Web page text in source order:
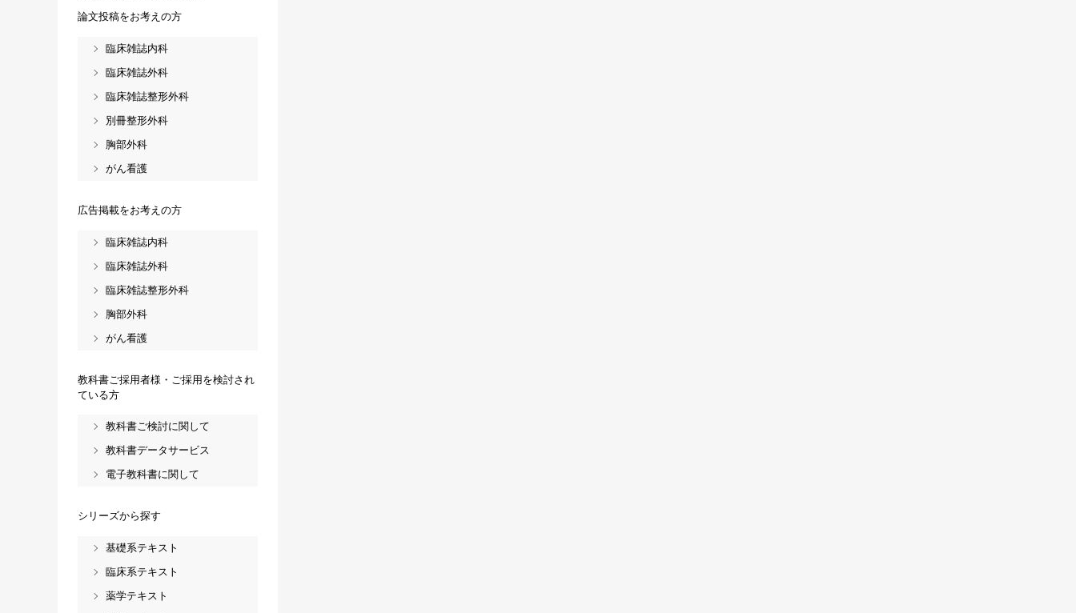
論文投稿をお考えの方
臨床雑誌内科
臨床雑誌外科
臨床雑誌整形外科
別冊整形外科
胸部外科
がん看護
広告掲載をお考えの方
臨床雑誌内科
臨床雑誌外科
臨床雑誌整形外科
胸部外科
がん看護
教科書ご採用者様・ご採用を検討され
ている方
教科書ご検討に関して
教科書データサービス
電子教科書に関して
シリーズから探す
基礎系テキスト
臨床系テキスト
薬学テキスト